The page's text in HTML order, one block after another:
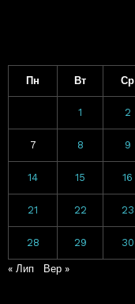
Пн Вт Ср
1 2
7 8 9
14 15 16
21 22 23
28 29 30
« Лип Вер »